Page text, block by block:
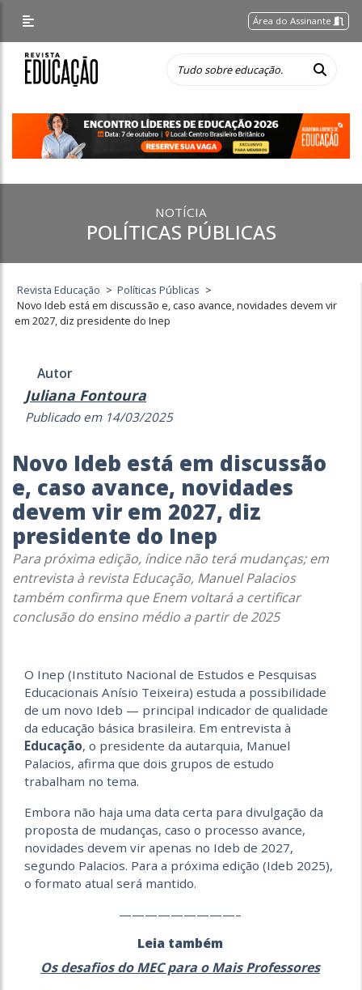
Área do Assinante
NOTÍCIA
POLÍTICAS PÚBLICAS
Revista Educação > Políticas Públicas >
Novo Ideb está em discussão e, caso avance, novidades devem vir
em 2027, diz presidente do Inep
Autor
Juliana Fontoura
Publicado em 14/03/2025
Novo Ideb está em discussão
e, caso avance, novidades
devem vir em 2027, diz
presidente do Inep
Para próxima edição, índice não terá mudanças; em
entrevista à revista Educação, Manuel Palacios
também confirma que Enem voltará a certificar
conclusão do ensino médio a partir de 2025
O Inep (Instituto Nacional de Estudos e Pesquisas
Educacionais Anísio Teixeira) estuda a possibilidade
de um novo Ideb — principal indicador de qualidade
da educação básica brasileira. Em entrevista à
Educação, o presidente da autarquia, Manuel
Palacios, afirma que dois grupos de estudo
trabalham no tema.
Embora não haja uma data certa para divulgação da
proposta de mudanças, caso o processo avance,
novidades devem vir apenas no Ideb de 2027,
segundo Palacios. Para a próxima edição (Ideb 2025),
o formato atual será mantido.
—————————–
Leia também
Os desafios do MEC para o Mais Professores